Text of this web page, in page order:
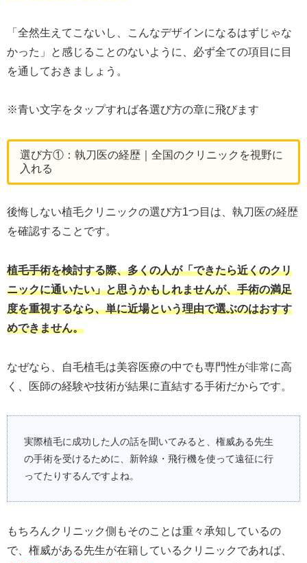
「全然生えてこないし、こんなデザインになるはずじゃな
かった」と感じることのないように、必ず全ての項目に目
を通しておきましょう。
※青い文字をタップすれば各選び方の章に飛びます
選び方①：執刀医の経歴｜全国のクリニックを視野に
入れる
後悔しない植毛クリニックの選び方1つ目は、執刀医の経歴
を確認することです。
植毛手術を検討する際、多くの人が「できたら近くのクリ
ニックに通いたい」と思うかもしれませんが、手術の満足
度を重視するなら、単に近場という理由で選ぶのはおすす
めできません。
なぜなら、自毛植毛は美容医療の中でも専門性が非常に高
く、医師の経験や技術が結果に直結する手術だからです。
実際植毛に成功した人の話を聞いてみると、権威ある先生
の手術を受けるために、新幹線・飛行機を使って遠征に行
ってたりするんですよね。
もちろんクリニック側もそのことは重々承知しているの
で、権威がある先生が在籍しているクリニックであれば、